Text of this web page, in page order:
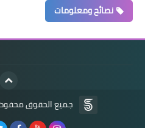
نصائح ومعلومات
جميع الحقوق